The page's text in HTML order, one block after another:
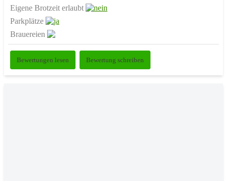
Eigene Brotzeit erlaubt
Parkplätze
Brauereien
Bewertungen lesen Bewertung schreiben